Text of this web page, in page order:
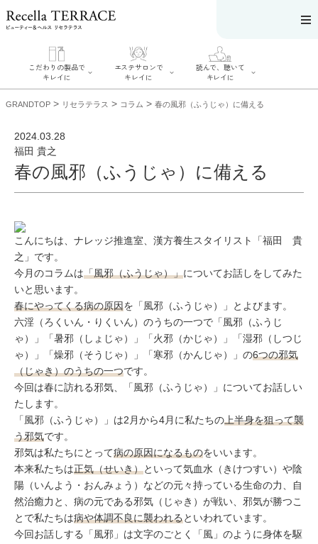
こだわりの製品で
キレイに
こだわりの製品
でキレイに
SERIES#02 水へ
のこだわり
SERIES#03 無
添加化粧品につ
いて
エステサロンで
キレイに
エステサロンで
いるサロンを探
定とは？
肌改善のプロと
読んで、聴いて
キレイに
読んで、聴いてキ
レイに
一覧
奥迫協子スペシ
お悩みから記事
を探す
るみ シミ
ミューズへの伝
言
コラム
GRANDTOP > リセラテラス > コラム > 春の風邪（ふうじゃ）に備える
2024.03.28
福田 貴之
春の風邪（ふうじゃ）に備える
こんにちは、ナレッジ推進室、漢方養生スタイリスト「福田 貴
之」です。
今月のコラムは「風邪（ふうじゃ）」についてお話しをしてみた
いと思います。
春にやってくる病の原因を「風邪（ふうじゃ）」とよびます。
六淫（ろくいん・りくいん）のうちの一つで「風邪（ふうじ
ゃ）」「暑邪（しょじゃ）」「火邪（かじゃ）」「湿邪（しつじ
ゃ）」「燥邪（そうじゃ）」「寒邪（かんじゃ）」の6つの邪気
（じゃき）のうちの一つです。
今回は春に訪れる邪気、「風邪（ふうじゃ）」についてお話しい
たします。
「風邪（ふうじゃ）」は2月から4月に私たちの上半身を狙って襲
う邪気です。
邪気は私たちにとって病の原因になるものをいいます。
本来私たちは正気（せいき）といって気血水（きけつすい）や陰
陽（いんよう・おんみょう）などの元々持っている生命の力、自
然治癒力と、病の元である邪気（じゃき）が戦い、邪気が勝つこ
とで私たちは病や体調不良に襲われるといわれています。
今回お話しする「風邪」は文字のごとく「風」のように身体を駆